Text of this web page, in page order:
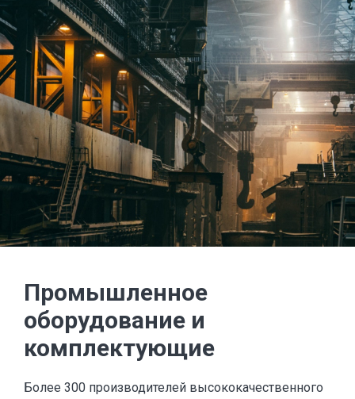
Промышленное
оборудование и
комплектующие
Более 300 производителей высококачественного